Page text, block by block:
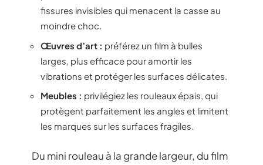
fissures invisibles qui menacent la casse au
moindre choc.
Œuvres d’art : préférez un film à bulles
larges, plus efficace pour amortir les
vibrations et protéger les surfaces délicates.
Meubles : privilégiez les rouleaux épais, qui
protègent parfaitement les angles et limitent
les marques sur les surfaces fragiles.
Du mini rouleau à la grande largeur, du film